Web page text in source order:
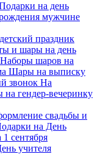
на день
праздник
и шары на день
Наборы шаров на
Шары на выписку
На
свадьбы и
на День
сентября
учителя